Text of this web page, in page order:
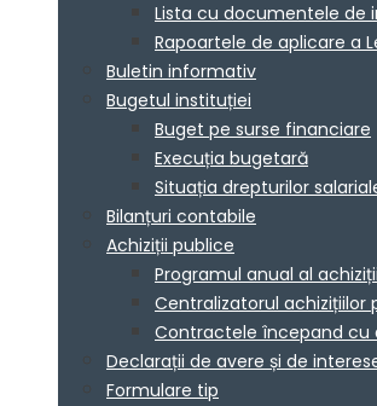
Lista cu documentele de
Rapoartele de aplicare a
Buletin informativ
Bugetul instituției
Buget pe surse financiare
Execuția bugetară
Situația drepturilor
Bilanțuri contabile
Achiziții publice
Programul anual al
Centralizatorul achizițiilor
Contractele începand cu
Declarații de avere și de
Formulare tip